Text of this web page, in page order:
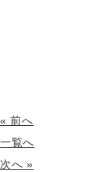
« 前へ
一覧へ
次へ »